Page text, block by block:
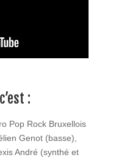
:
Pop Rock Bruxellois
Genot (basse),
André (synthé et